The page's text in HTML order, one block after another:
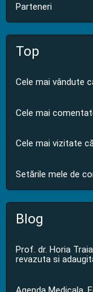
Parteneri
Top
Cele mai vândute
Cele mai
Cele mai vizitate
Setările mele de
Blog
Prof. dr. Horia
revazuta si